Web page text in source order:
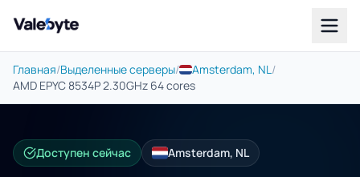
Valebyte
Главная/Выделенные серверы/ Amsterdam, NL/
AMD EPYC 8534P 2.30GHz 64 cores
Доступен сейчас Amsterdam, NL